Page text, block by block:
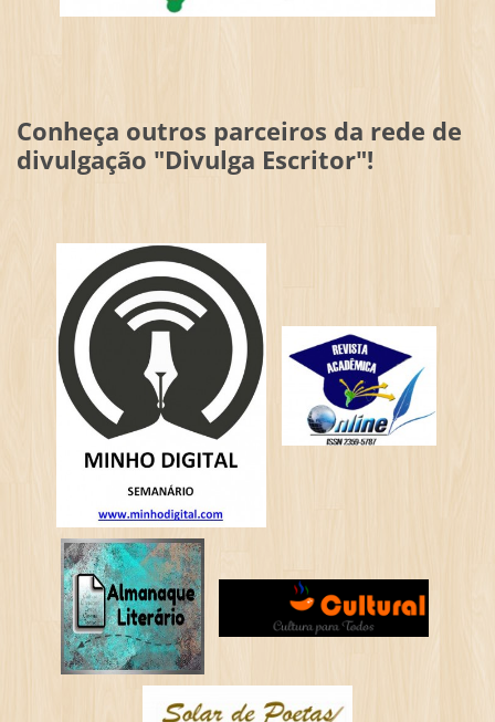
Conheça outros parceiros da rede de
divulgação "Divulga Escritor"!